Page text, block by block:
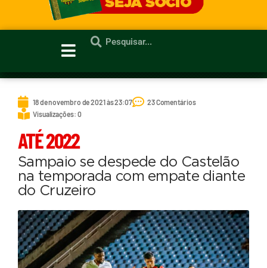
18 de novembro de 2021 às 23:07
23 Comentários
Visualizações: 0
ATÉ 2022
Sampaio se despede do Castelão
na temporada com empate diante
do Cruzeiro